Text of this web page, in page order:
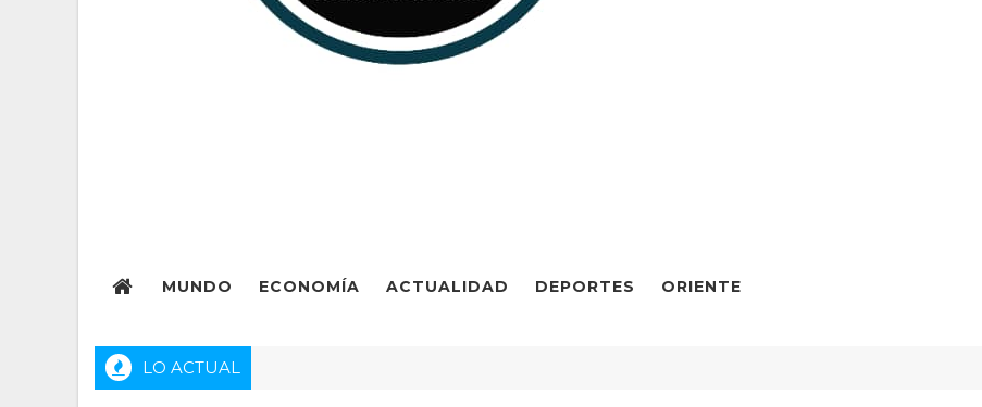
MUNDO ECONOMÍA ACTUALIDAD DEPORTES ORIENTE
LO ACTUAL